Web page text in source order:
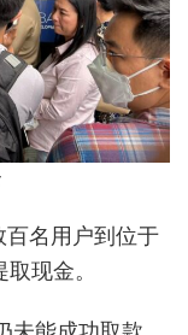
百名用户到位于
现金。